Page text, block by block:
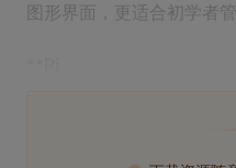
图形界面，更适合初学者